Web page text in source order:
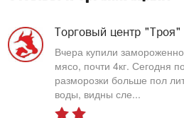
Торговый центр "Троя"
Вчера купили
мясо, почти 4кг. Сегодня
разморозки больше пол
воды, видны сле...